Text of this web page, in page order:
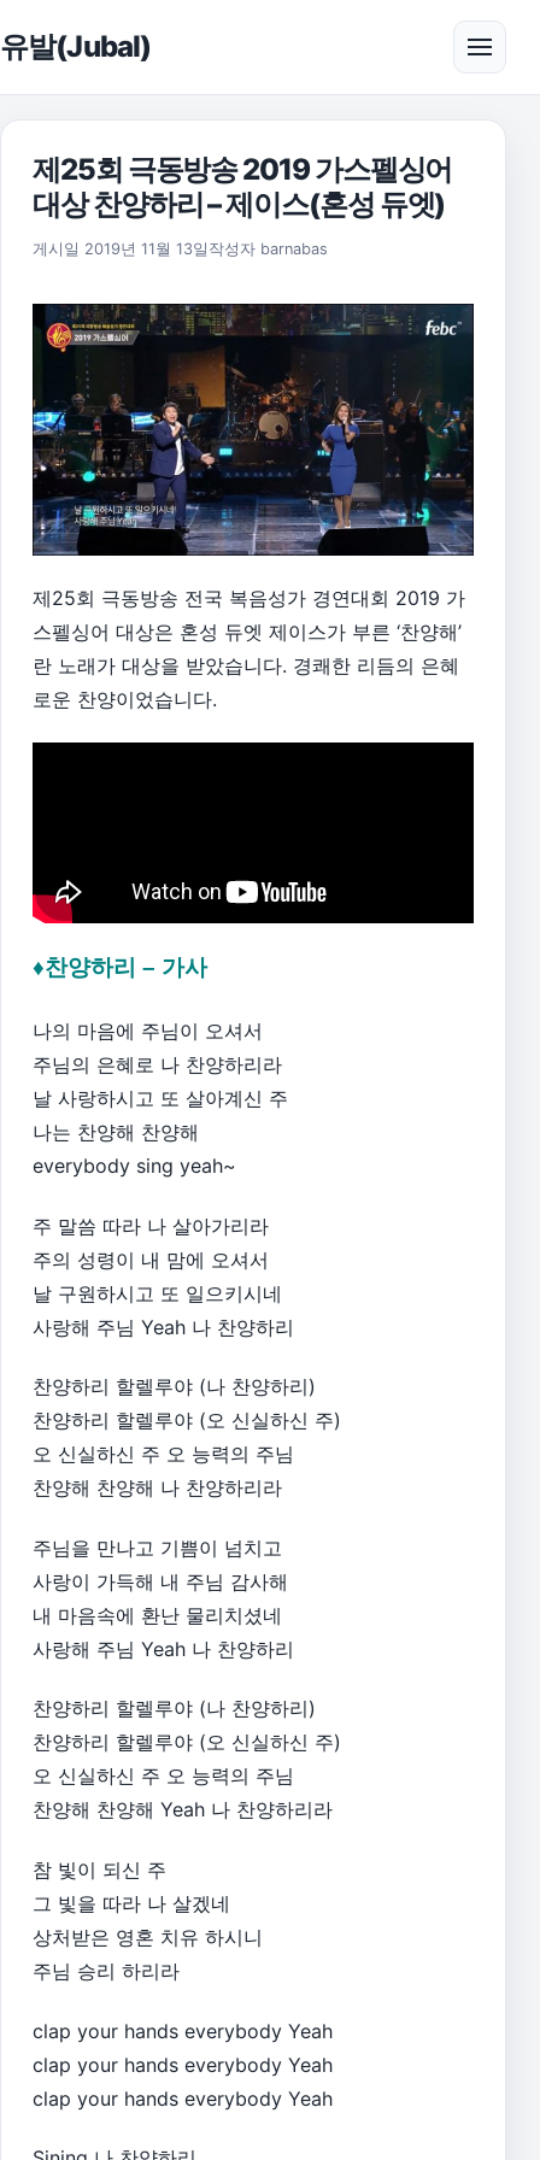
유발(Jubal) 메뉴
제25회 극동방송 2019 가스펠싱어
대상 찬양하리 – 제이스(혼성 듀엣)
게시일 2019년 11월 13일 2021년 7월 12일
작성자 barnabas
제25회 극동방송 전국 복음성가 경연대회 2019 가
스펠싱어 대상은 혼성 듀엣 제이스가 부른 ‘찬양해’
란 노래가 대상을 받았습니다. 경쾌한 리듬의 은혜
로운 찬양이었습니다.
♦찬양하리 – 가사
나의 마음에 주님이 오셔서
주님의 은혜로 나 찬양하리라
날 사랑하시고 또 살아계신 주
나는 찬양해 찬양해
everybody sing yeah~
주 말씀 따라 나 살아가리라
주의 성령이 내 맘에 오셔서
날 구원하시고 또 일으키시네
사랑해 주님 Yeah 나 찬양하리
찬양하리 할렐루야 (나 찬양하리)
찬양하리 할렐루야 (오 신실하신 주)
오 신실하신 주 오 능력의 주님
찬양해 찬양해 나 찬양하리라
주님을 만나고 기쁨이 넘치고
사랑이 가득해 내 주님 감사해
내 마음속에 환난 물리치셨네
사랑해 주님 Yeah 나 찬양하리
찬양하리 할렐루야 (나 찬양하리)
찬양하리 할렐루야 (오 신실하신 주)
오 신실하신 주 오 능력의 주님
찬양해 찬양해 Yeah 나 찬양하리라
참 빛이 되신 주
그 빛을 따라 나 살겠네
상처받은 영혼 치유 하시니
주님 승리 하리라
clap your hands everybody Yeah
clap your hands everybody Yeah
clap your hands everybody Yeah